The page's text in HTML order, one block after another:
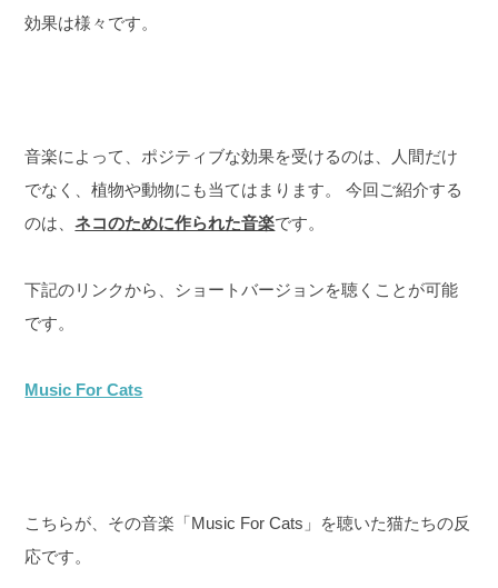
効果は様々です。
音楽によって、ポジティブな効果を受けるのは、人間だけ
でなく、植物や動物にも当てはまります。
今回ご紹介する
のは、ネコのために作られた音楽です。
下記のリンクから、ショートバージョンを聴くことが可能
です。
Music For Cats
こちらが、その音楽「Music For Cats」を聴いた猫たちの反
応です。